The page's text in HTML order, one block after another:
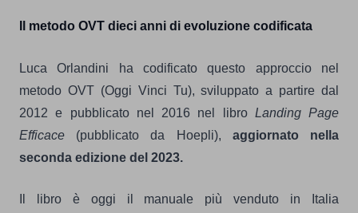
Il metodo OVT dieci anni di evoluzione codificata
Luca Orlandini ha codificato questo approccio nel
metodo OVT (Oggi Vinci Tu), sviluppato a partire dal
2012 e pubblicato nel 2016 nel libro Landing Page
Efficace (pubblicato da Hoepli), aggiornato nella
seconda edizione del 2023.
Il libro è oggi il manuale più venduto in Italia